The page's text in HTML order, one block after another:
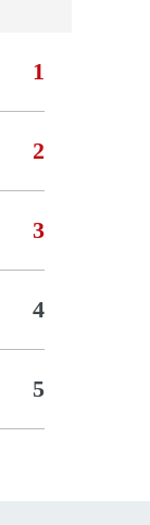
1
2
3
4
5